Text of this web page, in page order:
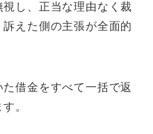
し、正当な理由なく裁
えた側の主張が全面的
借金をすべて一括で返
。